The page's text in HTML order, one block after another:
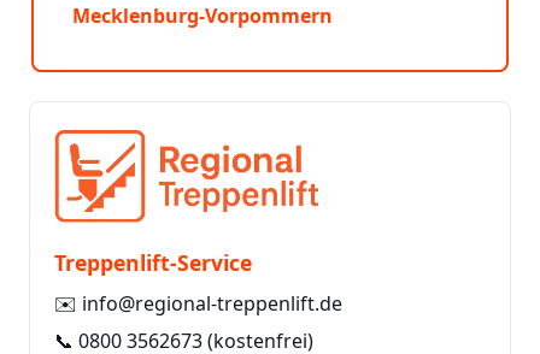
Mecklenburg-Vorpommern
Treppenlift-Service
✉️ info@regional-treppenlift.de
📞 0800 3562673(kostenfrei)